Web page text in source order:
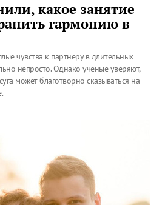
какое занятие
гармонию в
чувства к партнеру в длительных
непросто. Однако ученые уверяют,
может благотворно сказываться на